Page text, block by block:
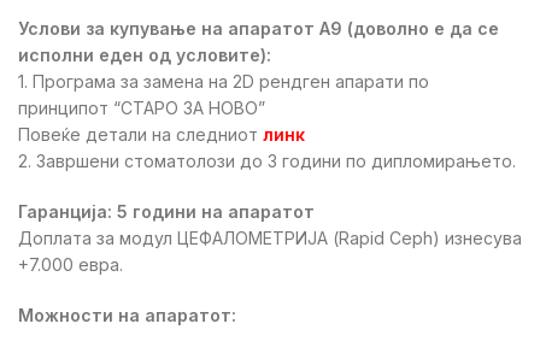
Услови за купување на апаратот А9 (доволно е да се
исполни еден од условите):
1. Програма за замена на 2D рендген апарати по
принципот “СТАРО ЗА НОВО”
Повеќе детали на следниот линк
2. Завршени стоматолози до 3 години по дипломирањето.
Гаранција: 5 години на апаратот
Доплата за модул ЦЕФАЛОМЕТРИЈА (Rapid Ceph) изнесува
+7.000 евра.
Можности на апаратот: